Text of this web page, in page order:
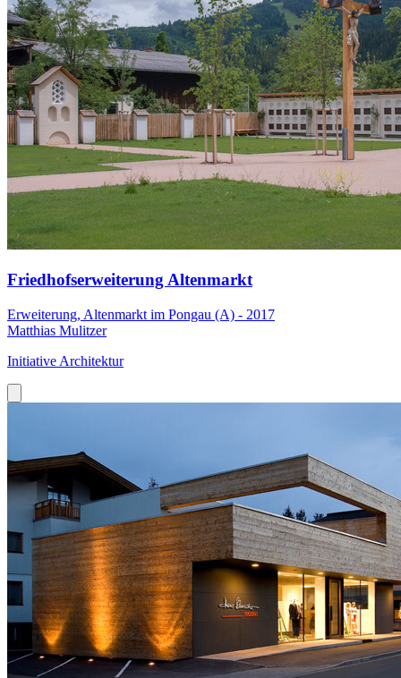
Friedhofserweiterung Altenmarkt
Erweiterung, Altenmarkt im Pongau (A) - 2017
Matthias Mulitzer
Initiative Architektur